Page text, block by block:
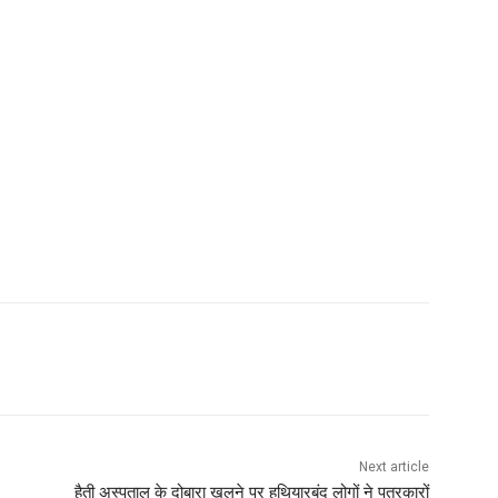
Next article
हैती अस्पताल के दोबारा खुलने पर हथियारबंद लोगों ने पत्रकारों